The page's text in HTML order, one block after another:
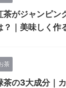
茶がジャンピン
？｜美味しく作
茶
茶の3大成分｜